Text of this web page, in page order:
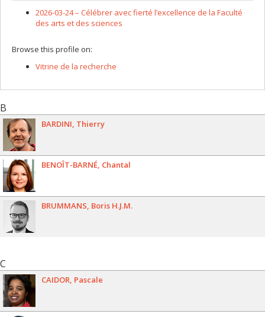
2026-03-24 – Célébrer avec fierté l’excellence de la Faculté
des arts et des sciences
Browse this profile on:
Vitrine de la recherche
B
BARDINI Thierry
BENOÎT-BARNÉ Chantal
BRUMMANS Boris H.J.M.
C
CAIDOR Pascale